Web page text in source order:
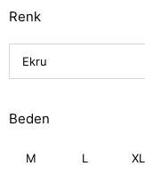
Renk
Beden
M L XL